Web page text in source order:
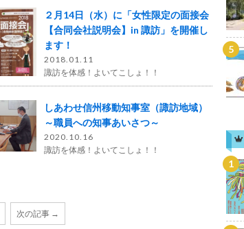
２月14日（水）に「女性限定の面接会
【合同会社説明会】in 諏訪」を開催し
ます！
2018.01.11
諏訪を体感！よいてこしょ！！
しあわせ信州移動知事室（諏訪地域）
～職員への知事あいさつ～
2020.10.16
諏訪を体感！よいてこしょ！！
次の記事 →